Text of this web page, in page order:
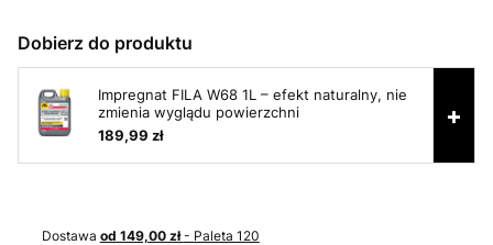
Dobierz do produktu
Impregnat FILA W68 1L – efekt naturalny, nie
zmienia wyglądu powierzchni
189,99 zł
+
Dostawa od 149,00 zł- Paleta 120